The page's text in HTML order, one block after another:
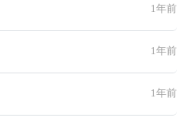
1年前
1年前
1年前